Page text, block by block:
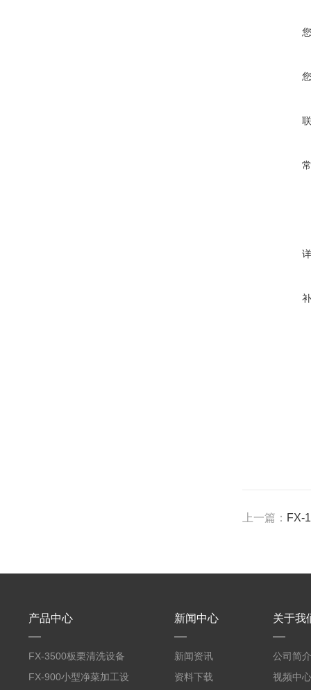
上一篇： FX-
产品中心
FX-3500板栗清洗设备
全自动气泡清洗机
FX-900小型净菜加工设
新闻中心
新闻资讯
资料下载
关于我
公司简介
视频中心